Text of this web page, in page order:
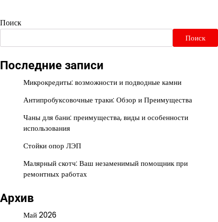
Поиск
Поиск
Последние записи
Микрокредиты: возможности и подводные камни
Антипробуксовочные траки: Обзор и Преимущества
Чаны для бани: преимущества, виды и особенности
использования
Стойки опор ЛЭП
Малярный скотч: Ваш незаменимый помощник при
ремонтных работах
Архив
Май 2026